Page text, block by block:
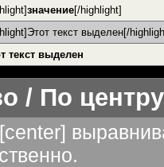
значение[/highlight]
текст выделен[/
текст выделен
/ По центру